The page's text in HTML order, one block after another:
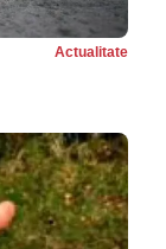
Actualitate